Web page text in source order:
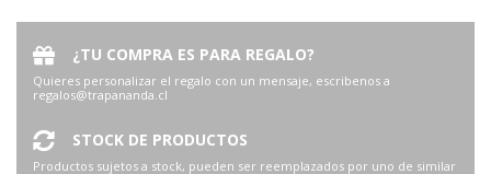
¿TU COMPRA ES PARA REGALO?
Quieres personalizar el regalo con un mensaje, escribenos a
regalos@trapananda.cl
STOCK DE PRODUCTOS
Productos sujetos a stock, pueden ser reemplazados por uno de similar